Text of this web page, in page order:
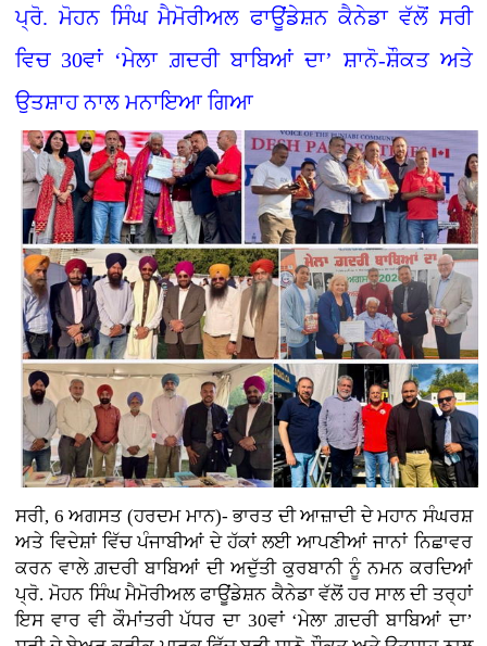
ਪ੍ਰੋ. ਮੋਹਨ ਸਿੰਘ ਮੈਮੋਰੀਅਲ ਫਾਊਂਡੇਸ਼ਨ ਕੈਨੇਡਾ ਵੱਲੋਂ ਸਰੀ
ਵਿਚ 30ਵਾਂ ‘ਮੇਲਾ ਗ਼ਦਰੀ ਬਾਬਿਆਂ ਦਾ’ ਸ਼ਾਨੋ-ਸ਼ੌਕਤ ਅਤੇ
ਉਤਸ਼ਾਹ ਨਾਲ ਮਨਾਇਆ ਗਿਆ
ਸਰੀ, 6 ਅਗਸਤ (ਹਰਦਮ ਮਾਨ)- ਭਾਰਤ ਦੀ ਆਜ਼ਾਦੀ ਦੇ ਮਹਾਨ ਸੰਘਰਸ਼
ਅਤੇ ਵਿਦੇਸ਼ਾਂ ਵਿੱਚ ਪੰਜਾਬੀਆਂ ਦੇ ਹੱਕਾਂ ਲਈ ਆਪਣੀਆਂ ਜਾਨਾਂ ਨਿਛਾਵਰ
ਕਰਨ ਵਾਲੇ ਗ਼ਦਰੀ ਬਾਬਿਆਂ ਦੀ ਅਦੁੱਤੀ ਕੁਰਬਾਨੀ ਨੂੰ ਨਮਨ ਕਰਦਿਆਂ
ਪ੍ਰੋ. ਮੋਹਨ ਸਿੰਘ ਮੈਮੋਰੀਅਲ ਫਾਊਂਡੇਸ਼ਨ ਕੈਨੇਡਾ ਵੱਲੋਂ ਹਰ ਸਾਲ ਦੀ ਤਰ੍ਹਾਂ
ਇਸ ਵਾਰ ਵੀ ਕੌਮਾਂਤਰੀ ਪੱਧਰ ਦਾ 30ਵਾਂ ‘ਮੇਲਾ ਗ਼ਦਰੀ ਬਾਬਿਆਂ ਦਾ’